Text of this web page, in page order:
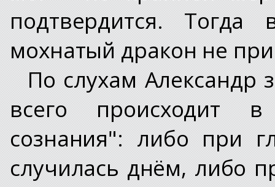
подтвердится. Тогда
мохнатый дракон не
По слухам Александр
всего происходит в
сознания": либо при
случилась днём, либо